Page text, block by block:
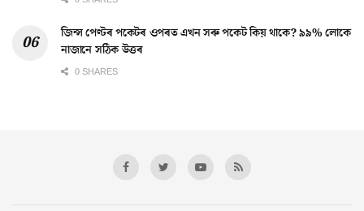
জিন্স পেণ্টৰ পকেটৰ ওপৰত এখন সৰু পকেট কিয় থাকে? ৯৯% লোকে
নাজানে সঠিক উত্তৰ
0 SHARES